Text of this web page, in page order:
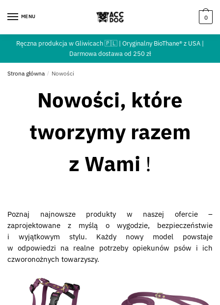
MENU 0
Ręczna produkcja w Gliwicach 🇵🇱 | Oryginalny BioThane® z USA |
Darmowa dostawa od 250 zł
Strona główna / Nowości
Nowości, które
tworzymy razem
z Wami !
Poznaj najnowsze produkty w naszej ofercie –
zaprojektowane z myślą o wygodzie, bezpieczeństwie
i wyjątkowym stylu. Każdy nowy model powstaje
w odpowiedzi na realne potrzeby opiekunów psów i ich
czworonożnych towarzyszy.